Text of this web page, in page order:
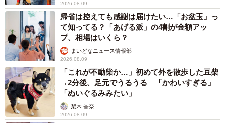
この記事が何気なく目に入って、ひょんなことから読んで
くれたら…くらいの気持ちですね。まあ、知られなかった
ら知られないままでも大丈夫です（笑）。
ー心の中で、旦那さんへのツッコミをゴリラが代弁してい
た描写がとても面白かったです。どうしてゴリラの描写に
されたのでしょうか。
冷静な自分と本能むき出しの自分を分けたくて、ツッコミ
2026.08.09
帰省は控えても感謝は届けたい…「お盆玉」っ
て知ってる？「あげる派」の4割が金額アッ
プ、相場はいくら？
まいどなニュース情報部
2026.08.09
「これが不動柴か…」初めて外を散歩した豆柴
→2分後、足元でうるうる 「かわいすぎる」
「ぬいぐるみみたい」
梨木 香奈
2026.08.09